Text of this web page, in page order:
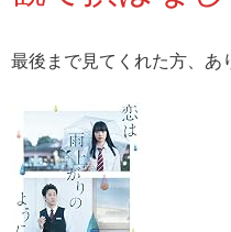
最後まで見てくれた方、あ